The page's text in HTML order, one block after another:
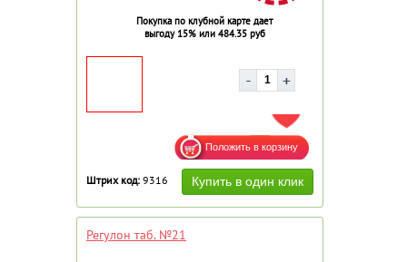
Покупка по клубной карте дает
выгоду 15% или 484.35 руб
ДОБАВИТЬ В ИЗБРАННОЕ
Штрих код: 9316
Регулон таб. №21